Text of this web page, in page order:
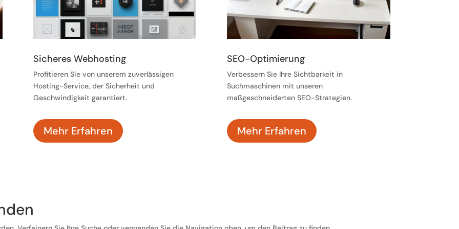
Sicheres Webhosting
Profitieren Sie von unserem zuverlässigen
Hosting-Service, der Sicherheit und
Geschwindigkeit garantiert.
Mehr Erfahren
SEO-Optimierung
Verbessern Sie Ihre Sichtbarkeit in
Suchmaschinen mit unseren
maßgeschneiderten SEO-Strategien.
Mehr Erfahren